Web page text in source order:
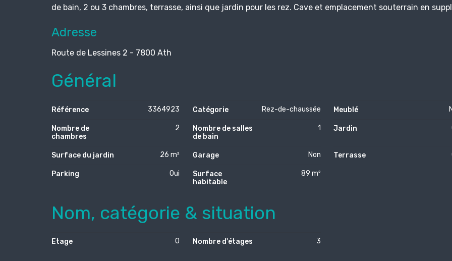
de bain, 2 ou 3 chambres, terrasse, ainsi que jardin pour les rez. Cave et emplacement souterrain en
Adresse
Route de Lessines 2 - 7800 Ath
Général
Référence 3364923 Catégorie Rez-de-chaussée Meublé
Nombre de
chambres
2
Nombre de salles
de bain
1 Jardin
Surface du jardin 26 m² Garage Non Terrasse
Parking Oui
Surface
habitable
89 m²
Nom, catégorie & situation
Etage 0 Nombre d'étages 3